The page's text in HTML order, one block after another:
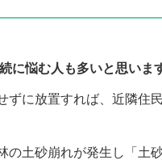
悩む人も多いと思いま
に放置すれば、近隣住
土砂崩れが発生し「土